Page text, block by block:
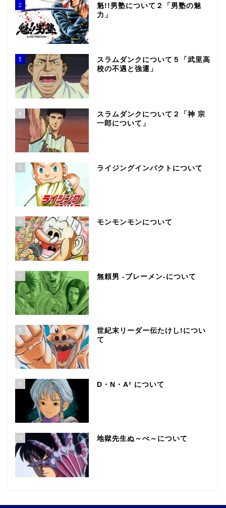
2
魁!!男塾について２「男塾の魅
力」
3
スラムダンクについて５「武里高
校の不遇と強運」
4
スラムダンクについて２「神 宗
一郎について」
5 ライジングインパクトについて
6 モンモンモンについて
7 無頼男 -ブレーメン-について
8
世紀末リーダー伝たけし!につい
て
9 D・N・A² について
10 地獄先生ぬ～べ～について